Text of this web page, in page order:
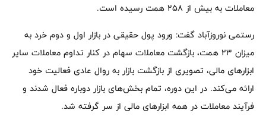
معاملات به بیش از ۲۵۸ همت رسیده است.
رستمی نوروزآباد گفت: ورود پول حقیقی در بازار اول و دوم خرد به
میزان ۲۳ همت، بازگشت معاملات سهام در کنار تداوم معاملات سایر
ابزارهای مالی، تصویری از بازگشت بازار به روال عادی فعالیت خود
ارائه می‌کند. در این دوره، تمام بخش‌های بازار دوباره فعال شدند و
فرآیند معاملات در همه ابزارهای مالی از سر گرفته شد.